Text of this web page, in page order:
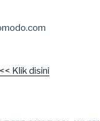
Klik disini